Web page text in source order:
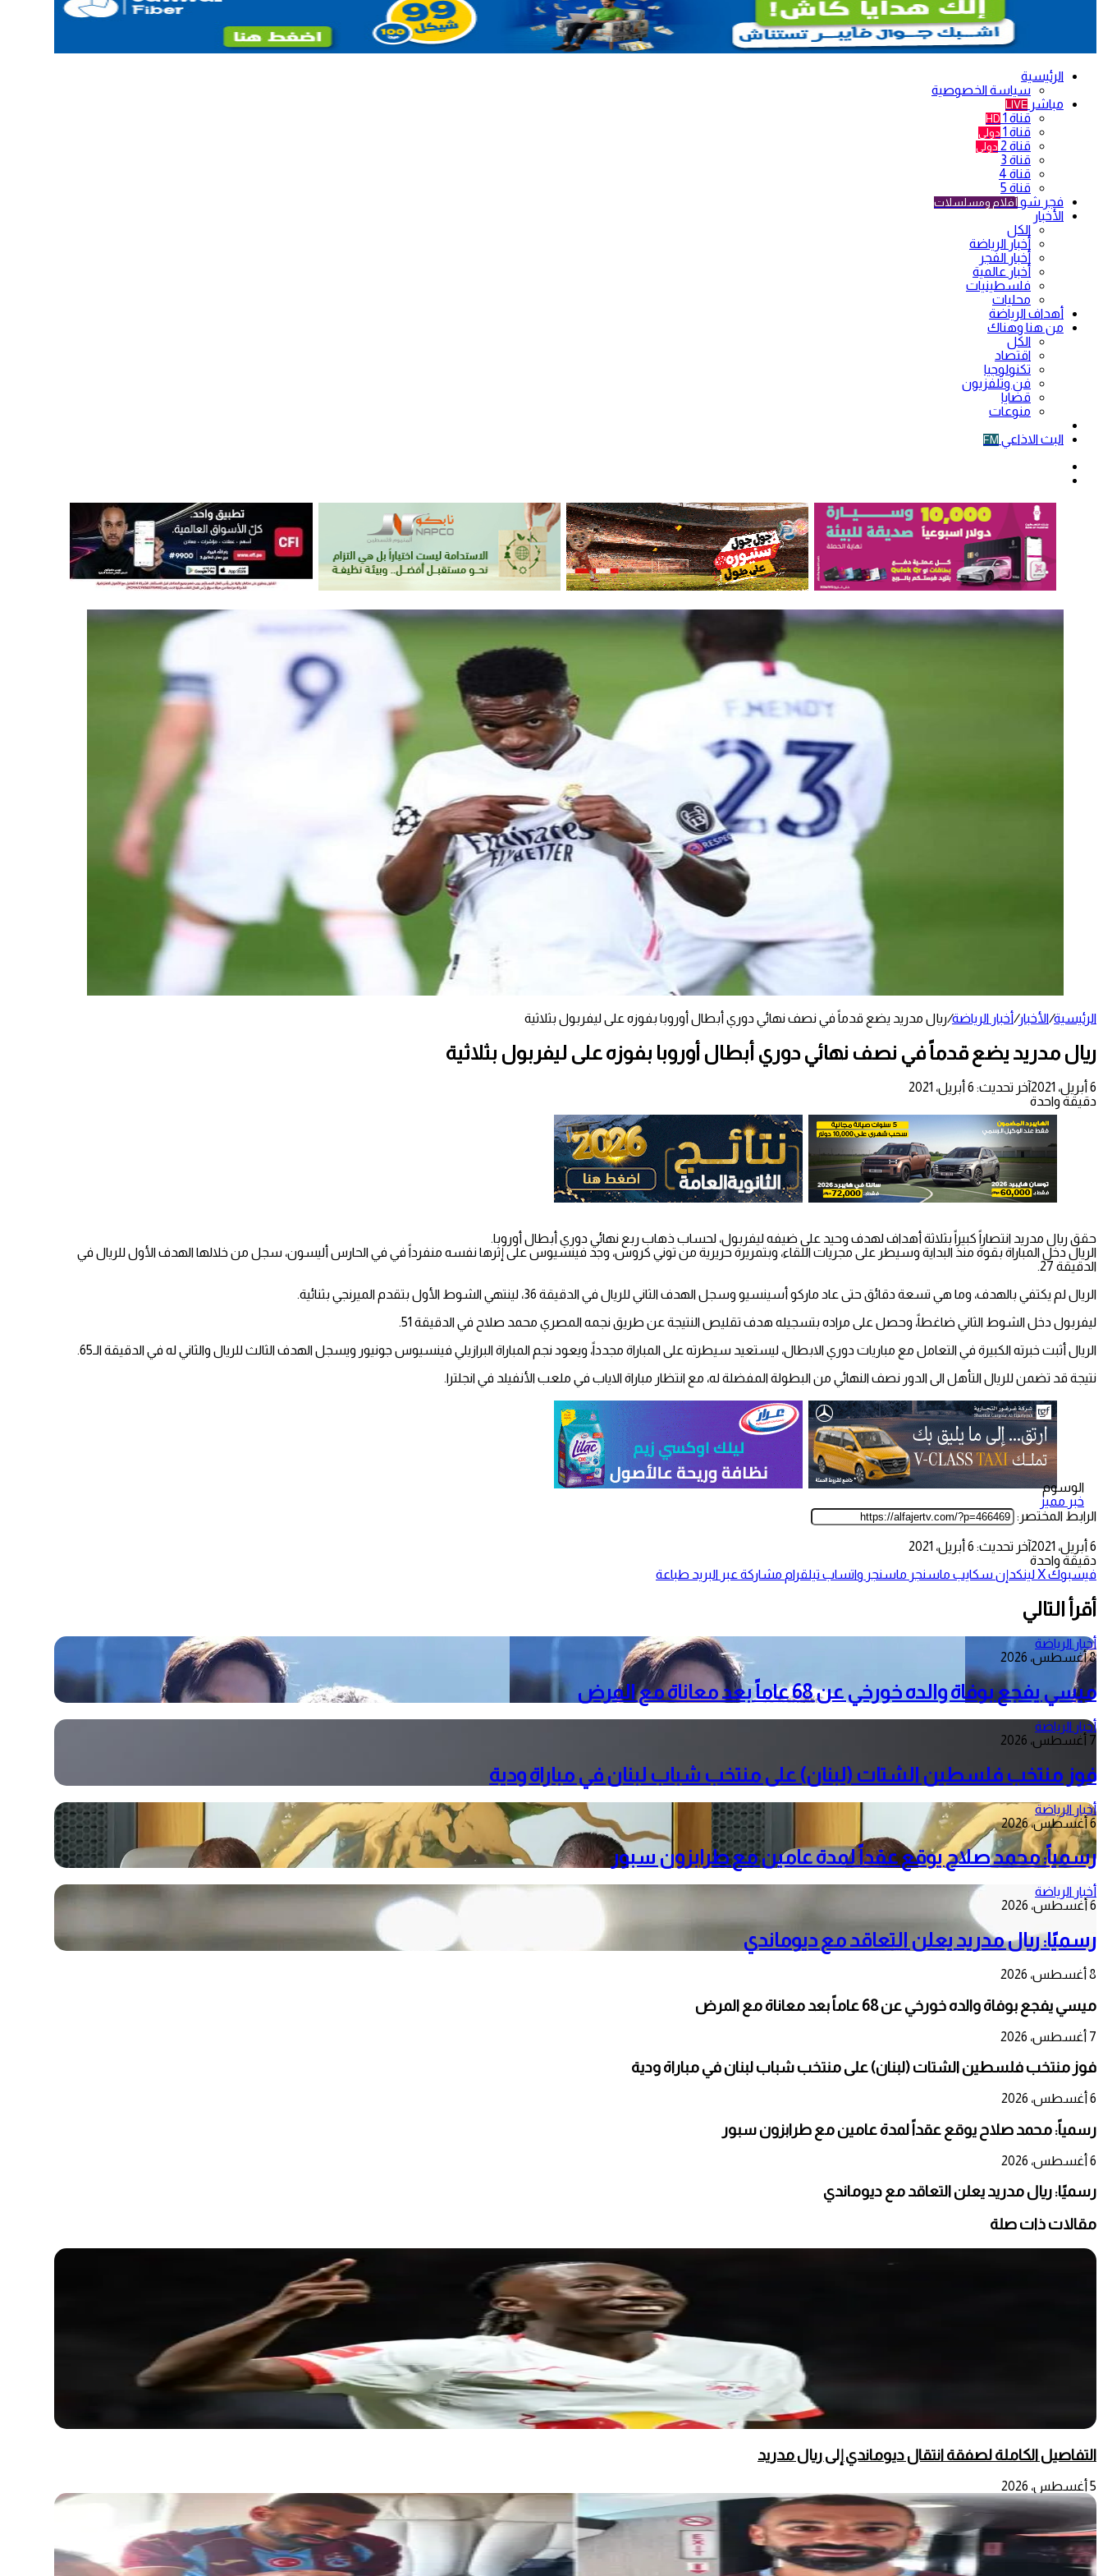
الرئيسية
سياسة الخصوصية
مباشر LIVE
قناة 1 HD
قناة 1 دولي
قناة 2 دولي
قناة 3
قناة 4
قناة 5
فجر شو أفلام ومسلسلات
الأخبار
الكل
أخبار الرياضة
أخبار الفجر
أخبار عالمية
فلسطينيات
محليات
أهداف الرياضة
من هنا وهناك
الكل
اقتصاد
تكنولوجيا
فن وتلفزيون
قضايا
منوعات
البث الاذاعي FM
الرئيسية/الأخبار/أخبار الرياضة/ريال مدريد يضع قدماً في نصف نهائي دوري أبطال أوروبا بفوزه على ليفربول بثلاثية
ريال مدريد يضع قدماً في نصف نهائي دوري أبطال أوروبا بفوزه على ليفربول بثلاثية
6 أبريل، 2021
آخر تحديث: 6 أبريل، 2021
دقيقة واحدة
حقق ريال مدريد انتصاراً كبيراً بثلاثة أهداف لهدف وحيد على ضيفه ليفربول، لحساب ذهاب ربع نهائي دوري أبطال أوروبا.
الريال دخل المباراة بقوة منذ البداية وسيطر على مجريات اللقاء، وبتمريرة حريرية من توني كروس، وجد فينسيوس على إثرها نفسه منفرداً في في الحارس أليسون، سجل من خلالها الهدف الأول للريال في
الدقيقة 27.
الريال لم يكتفي بالهدف، وما هي تسعة دقائق حتى عاد ماركو أسينسيو وسجل الهدف الثاني للريال في الدقيقة 36، لينتهي الشوط الأول بتقدم الميرنجي بثنائية.
ليفربول دخل الشوط الثاني ضاغطاً، وحصل على مراده بتسجيله هدف تقليص النتيجة عن طريق نجمه المصري محمد صلاح في الدقيقة 51.
الريال أثبت خبرته الكبيرة في التعامل مع مباريات دوري الابطال، ليستعيد سيطرته على المباراة مجدداً، ويعود نجم المباراة البرازيلي فينسيوس جونيور ويسجل الهدف الثالث للريال والثاني له في الدقيقة الـ65.
نتيجة قد تضمن للريال التأهل الى الدور نصف النهائي من البطولة المفضلة له، مع انتظار مباراة الاياب في ملعب الأنفيلد في انجلترا.
الوسوم
خبر مميز
الرابط المختصر:
6 أبريل، 2021
آخر تحديث: 6 أبريل، 2021
دقيقة واحدة
فيسبوك‫Xلينكدإن سكايب ماسنجر ماسنجر واتساب تيلقرام مشاركة عبر البريد طباعة
أقرأ التالي
أخبار الرياضة
8 أغسطس، 2026
ميسي يفجع بوفاة والده خورخي عن 68 عاماً بعد معاناة مع المرض
أخبار الرياضة
7 أغسطس، 2026
فوز منتخب فلسطين الشتات (لبنان) على منتخب شباب لبنان في مباراة ودية
أخبار الرياضة
6 أغسطس، 2026
رسمياً: محمد صلاح يوقع عقداً لمدة عامين مع طرابزون سبور
أخبار الرياضة
6 أغسطس، 2026
رسميًا: ريال مدريد يعلن التعاقد مع ديوماندي
8 أغسطس، 2026
ميسي يفجع بوفاة والده خورخي عن 68 عاماً بعد معاناة مع المرض
7 أغسطس، 2026
فوز منتخب فلسطين الشتات (لبنان) على منتخب شباب لبنان في مباراة ودية
6 أغسطس، 2026
رسمياً: محمد صلاح يوقع عقداً لمدة عامين مع طرابزون سبور
6 أغسطس، 2026
رسميًا: ريال مدريد يعلن التعاقد مع ديوماندي
مقالات ذات صلة
التفاصيل الكاملة لصفقة انتقال ديوماندي إلى ريال مدريد
5 أغسطس، 2026